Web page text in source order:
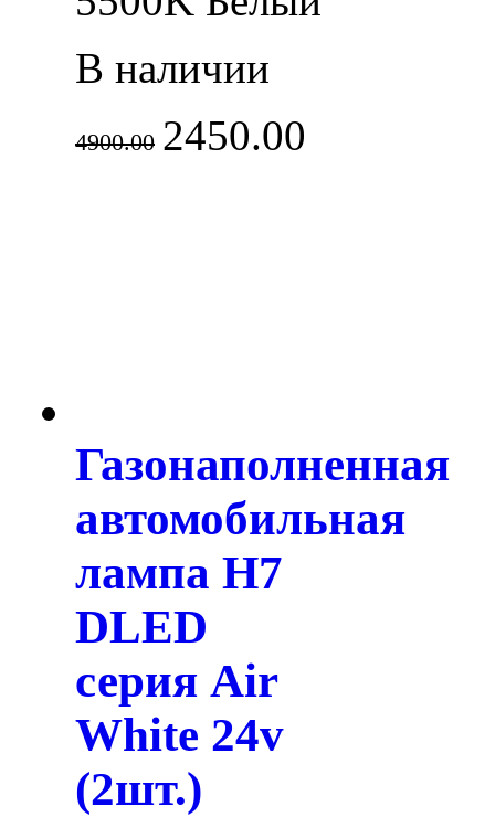
В наличии
4900.00 2450.00
Газонаполненная
автомобильная
лампа H7
DLED
серия Air
White 24v
(2шт.)